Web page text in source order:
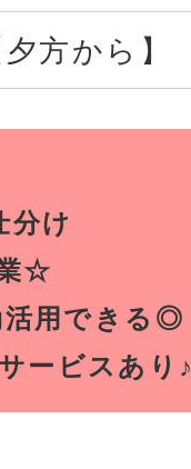
方から】
分け
☆
活用できる◎
ービスあり♪